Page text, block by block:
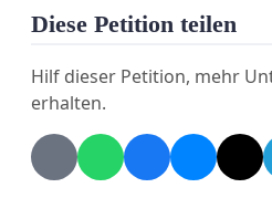
Diese Petition teilen
Hilf dieser Petition, mehr
erhalten.